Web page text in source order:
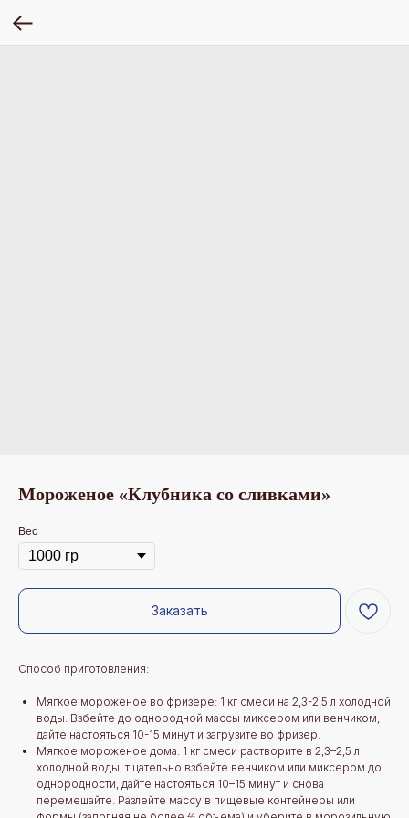
Мороженое «Клубника со сливками»
Вес
Заказать
Способ приготовления:
Мягкое мороженое во фризере: 1 кг смеси на 2,3-2,5 л холодной
воды. Взбейте до однородной массы миксером или венчиком,
дайте настояться 10-15 минут и загрузите во фризер.
Мягкое мороженое дома: 1 кг смеси растворите в 2,3–2,5 л
холодной воды, тщательно взбейте венчиком или миксером до
однородности, дайте настояться 10–15 минут и снова
перемешайте. Разлейте массу в пищевые контейнеры или